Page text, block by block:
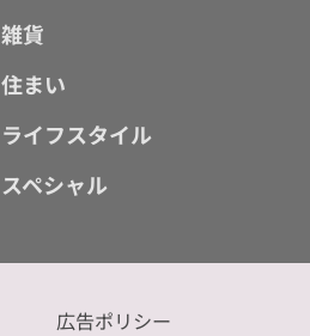
雑貨
住まい
ライフスタイル
スペシャル
広告ポリシー